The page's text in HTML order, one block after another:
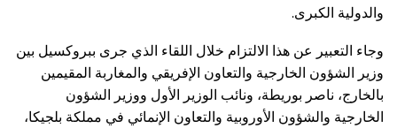
والدولية الكبرى.
وجاء التعبير عن هذا الالتزام خلال اللقاء الذي جرى ببروكسيل بين
وزير الشؤون الخارجية والتعاون الإفريقي والمغاربة المقيمين
بالخارج، ناصر بوريطة، ونائب الوزير الأول ووزير الشؤون
الخارجية والشؤون الأوروبية والتعاون الإنمائي في مملكة بلجيكا،